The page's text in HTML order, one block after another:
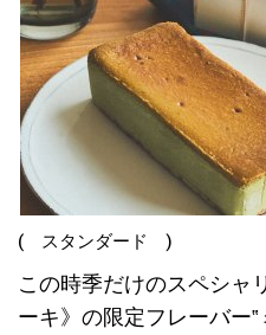
( スタンダード )
この時季だけのスペシャ
ーキ》の限定フレーバー